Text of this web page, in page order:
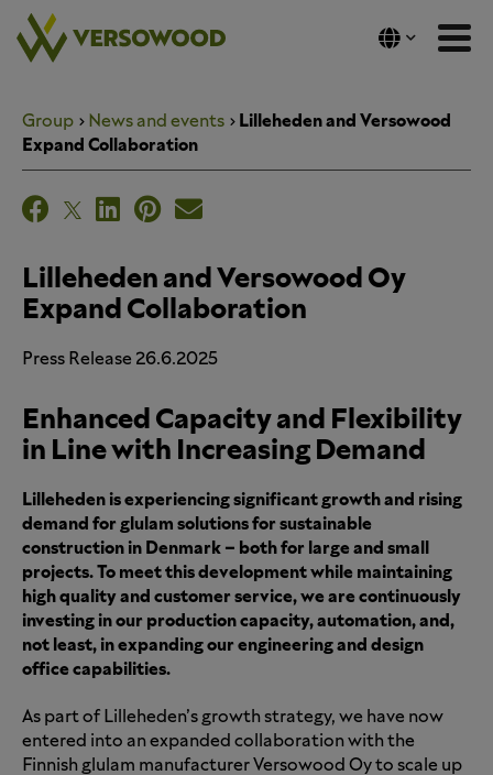
Skip
to
content
Group News and events
Lilleheden and Versowood
Expand Collaboration
Lilleheden and Versowood Oy
Expand Collaboration
Press Release 26.6.2025
Enhanced Capacity and Flexibility
in Line with Increasing Demand
Lilleheden is experiencing significant growth and rising
demand for glulam solutions for sustainable
construction in Denmark – both for large and small
projects. To meet this development while maintaining
high quality and customer service, we are continuously
investing in our production capacity, automation, and,
not least, in expanding our engineering and design
office capabilities.
As part of Lilleheden’s growth strategy, we have now
entered into an expanded collaboration with the
Finnish glulam manufacturer Versowood Oy to scale up